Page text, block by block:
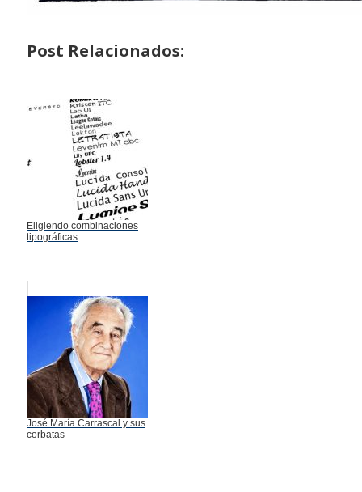
Post Relacionados:
Eligiendo combinaciones
tipográficas
José María Carrascal y sus
corbatas